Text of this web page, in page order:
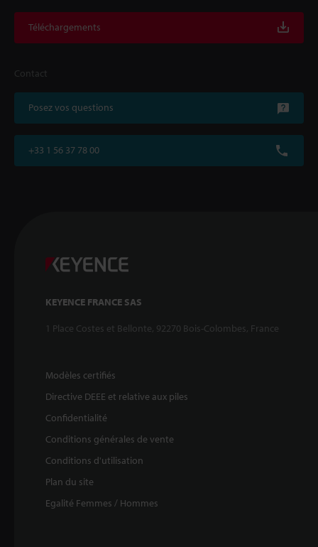
Téléchargements
Contact
Posez vos questions
+33 1 56 37 78 00
KEYENCE FRANCE SAS
1 Place Costes et Bellonte, 92270 Bois-Colombes, France
Modèles certifiés
Directive DEEE et relative aux piles
Confidentialité
Conditions générales de vente
Conditions d'utilisation
Plan du site
Egalité Femmes / Hommes